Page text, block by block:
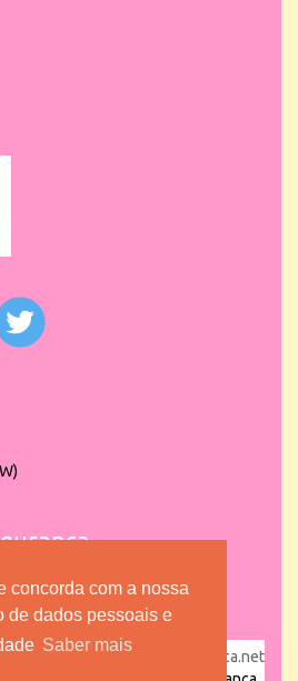
concorda com a nossa
de dados pessoais e
Saber mais
Copyright www.lojadacrianca.net